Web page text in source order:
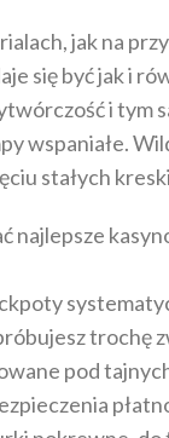
jak na
się być jak i
i tym
wspaniałe.
stałych
najlepsze
trochę
pod